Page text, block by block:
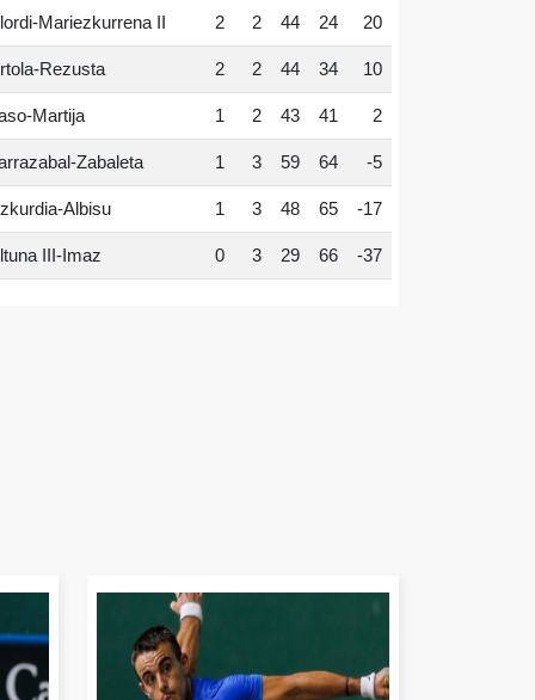
Mariezkurrena II 2 2 44 24 20
Rezusta 2 2 44 34 10
Martija 1 2 43 41 2
Zabaleta 1 3 59 64 -5
Albisu 1 3 48 65 -17
III-Imaz 0 3 29 66 -37